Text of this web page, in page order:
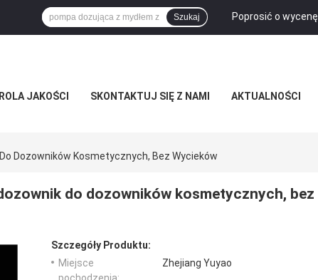
Poprosić o wycenę
Szukaj
JAKOŚCI SKONTAKTUJ SIĘ Z NAMI AKTUALNOŚCI
Do Dozowników Kosmetycznych, Bez Wycieków
do dozowników kosmetycznych, bez
Szczegóły Produktu:
Miejsce
Zhejiang Yuyao